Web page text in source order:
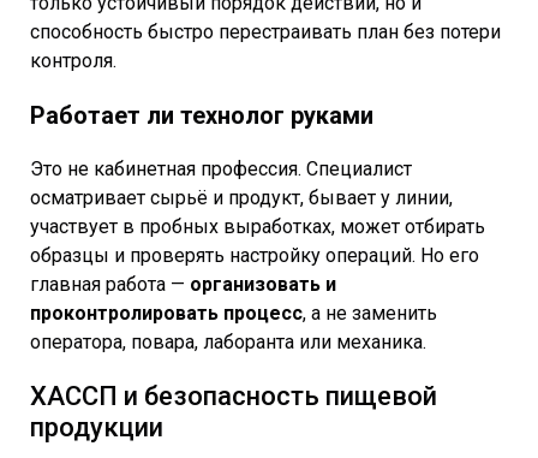
способность быстро перестраивать план без потери
контроля.
Работает ли технолог руками
Это не кабинетная профессия. Специалист
осматривает сырьё и продукт, бывает у линии,
участвует в пробных выработках, может отбирать
образцы и проверять настройку операций. Но его
главная работа — организовать и
проконтролировать процесс, а не заменить
оператора, повара, лаборанта или механика.
ХАССП и безопасность пищевой
продукции